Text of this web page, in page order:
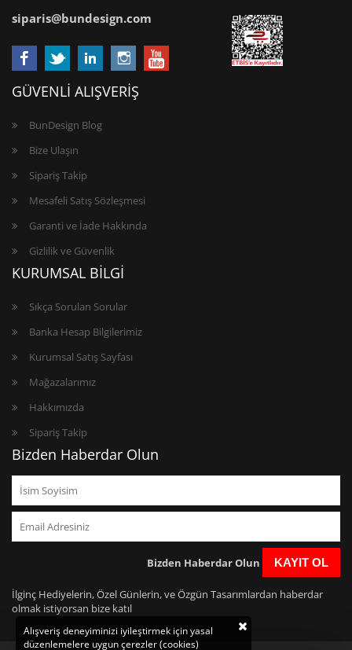
siparis@bundesign.com
GÜVENLİ ALIŞVERİŞ
BunDesign Blog
Bize Ulaşın
Sipariş Takip
Mesafeli Satış Sözleşmesi
Garanti ve İade Hakkında
Gizlilik ve Güvenlik
KURUMSAL BİLGİ
Sıkça Sorulan Sorular
Banka Hesap Bilgilerimiz
Kurumsal Satış Sayfası
Mağazalarımız
Hakkımızda
Sipariş Takip
Bizden Haberdar Olun
Bizden Haberdar Olun KAYIT OL
İlginç Hediyelerin, Özel Günlerin, ve Özgün Tasarımlardan haberdar
olmak istiyorsan bize katıl
Alışveriş deneyiminizi iyileştirmek için yasal
düzenlemelere uygun çerezler (cookies)